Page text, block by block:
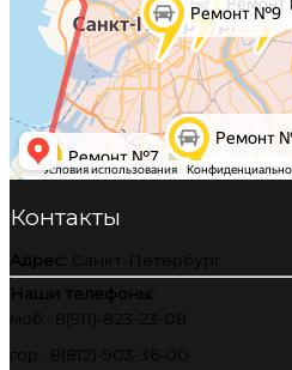
Контакты
Адрес: Санкт-Петербург
Наши телефоны:
моб.: 8(911)-823-23-08
гор.: 8(812)-903-36-00